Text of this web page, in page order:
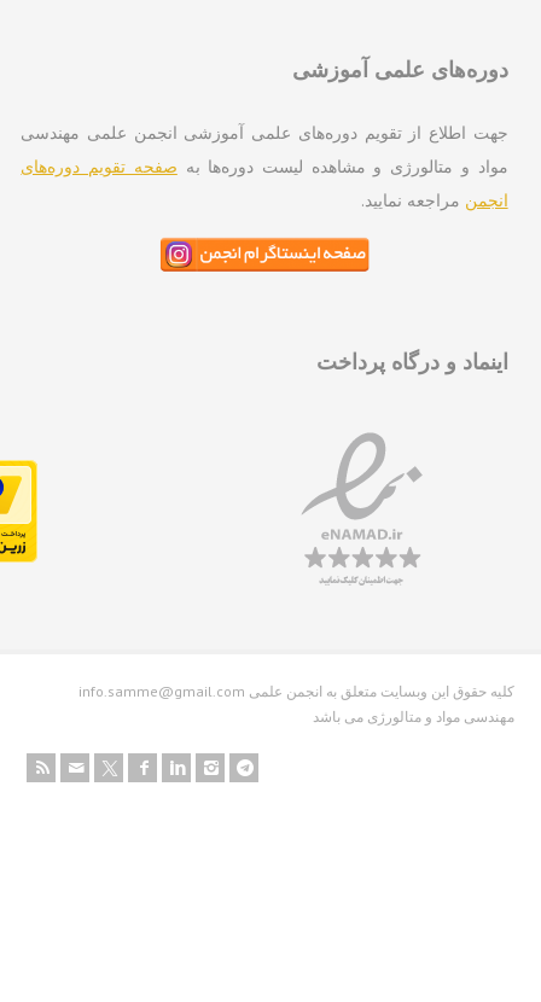
علمی آموزشی
اطلاع از تقویم دوره‌های علمی آموزشی انجمن علمی مهندسی
و متالورژی و مشاهده لیست دوره‌ها بهصفحه تقویم دوره‌های
مراجعه نمایید.
و درگاه پرداخت
info.samme@gmail.com کلیه حقوق این وبسایت متعلق به انجمن علمی
مواد و متالورژی می باشد